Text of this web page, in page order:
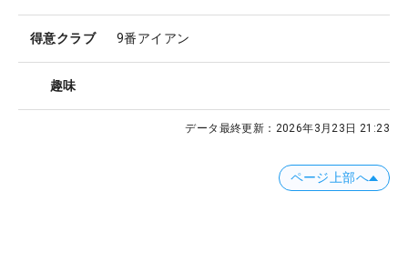
得意クラブ 9番アイアン
趣味
データ最終更新： 2026年3月23日 21:23
ページ上部へ